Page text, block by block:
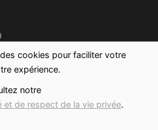
cookies pour faciliter votre
expérience.
notre
et de respect de la vie privée.